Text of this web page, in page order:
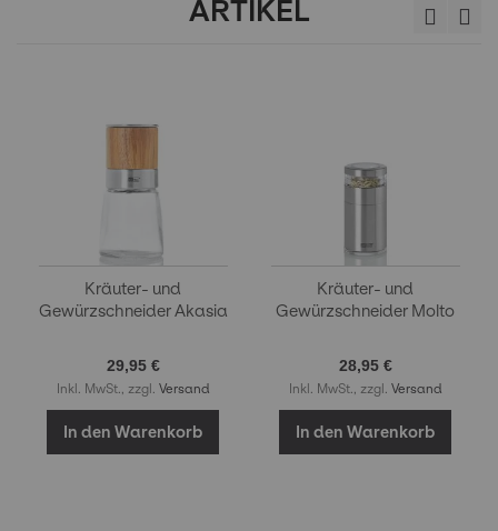
ARTIKEL
Kräuter- und
Gewürzschneider Akasia
29,95 €
Inkl. MwSt., zzgl. Versand
In den Warenkorb
Kräuter- und
Gewürzschneider Molto
28,95 €
Inkl. MwSt., zzgl. Versand
In den Warenkorb